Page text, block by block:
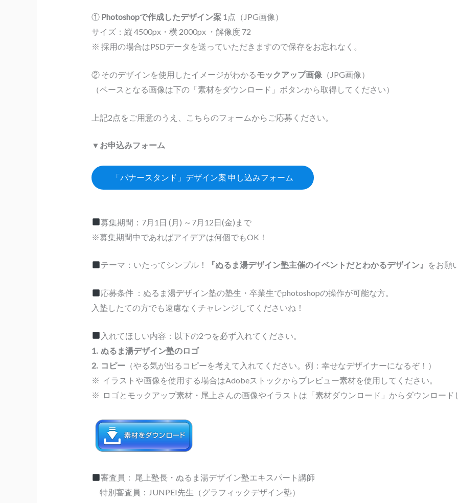
①Photoshopで作成したデザイン案 1点（JPG画像）
サイズ：縦 4500px・横 2000px ・解像度 72
※ 採用の場合はPSDデータを送っていただきますので保存をお忘れなく。
② そのデザインを使用したイメージがわかるモックアップ画像 （JPG画像）
（ベースとなる画像は下の「素材をダウンロード」ボタンから取得してください）
上記2点をご用意のうえ、こちらのフォームからご応募ください。
▼お申込みフォーム
「バナースタンド」デザイン案 申し込みフォーム
募集期間：7月1日 (月) ～7月12日(金)まで
※募集期間中であればアイデアは何個でもOK！
テーマ：いたってシンプル！ 『ぬるま湯デザイン塾主催のイベントだとわかるデザイン』 をお願
応募条件 ：ぬるま湯デザイン塾の塾生・卒業生でphotoshopの操作が可能な方。
入塾したての方でも遠慮なくチャレンジしてくださいね！
入れてほしい内容：以下の2つを必ず入れてください。
1. ぬるま湯デザイン塾のロゴ
2. コピー（やる気が出るコピーを考えて入れてください。例：幸せなデザイナーになるぞ！）
※ イラストや画像を使用する場合はAdobeストックからプレビュー素材を使用してください。
※ ロゴとモックアップ素材・尾上さんの画像やイラストは「素材ダウンロード」からダウンロード
審査員： 尾上塾長・ぬるま湯デザイン塾エキスパート講師
特別審査員：JUNPEI先生（グラフィックデザイン塾）